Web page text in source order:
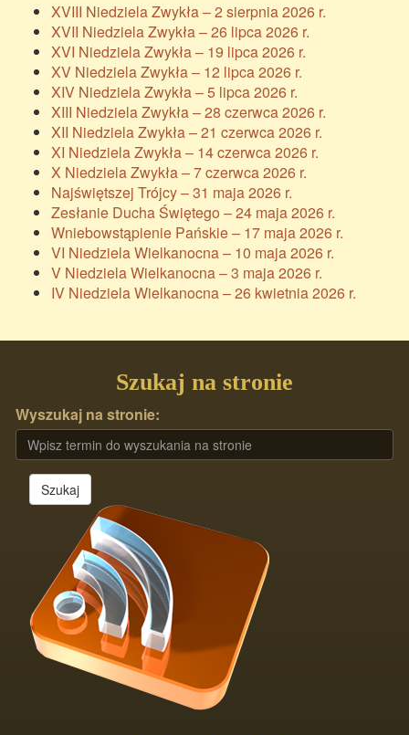
XVIII Niedziela Zwykła – 2 sierpnia 2026 r.
XVII Niedziela Zwykła – 26 lipca 2026 r.
XVI Niedziela Zwykła – 19 lipca 2026 r.
XV Niedziela Zwykła – 12 lipca 2026 r.
XIV Niedziela Zwykła – 5 lipca 2026 r.
XIII Niedziela Zwykła – 28 czerwca 2026 r.
XII Niedziela Zwykła – 21 czerwca 2026 r.
XI Niedziela Zwykła – 14 czerwca 2026 r.
X Niedziela Zwykła – 7 czerwca 2026 r.
Najświętszej Trójcy – 31 maja 2026 r.
Zesłanie Ducha Świętego – 24 maja 2026 r.
Wniebowstąpienie Pańskie – 17 maja 2026 r.
VI Niedziela Wielkanocna – 10 maja 2026 r.
V Niedziela Wielkanocna – 3 maja 2026 r.
IV Niedziela Wielkanocna – 26 kwietnia 2026 r.
Szukaj na stronie
Wyszukaj na stronie:
Szukaj